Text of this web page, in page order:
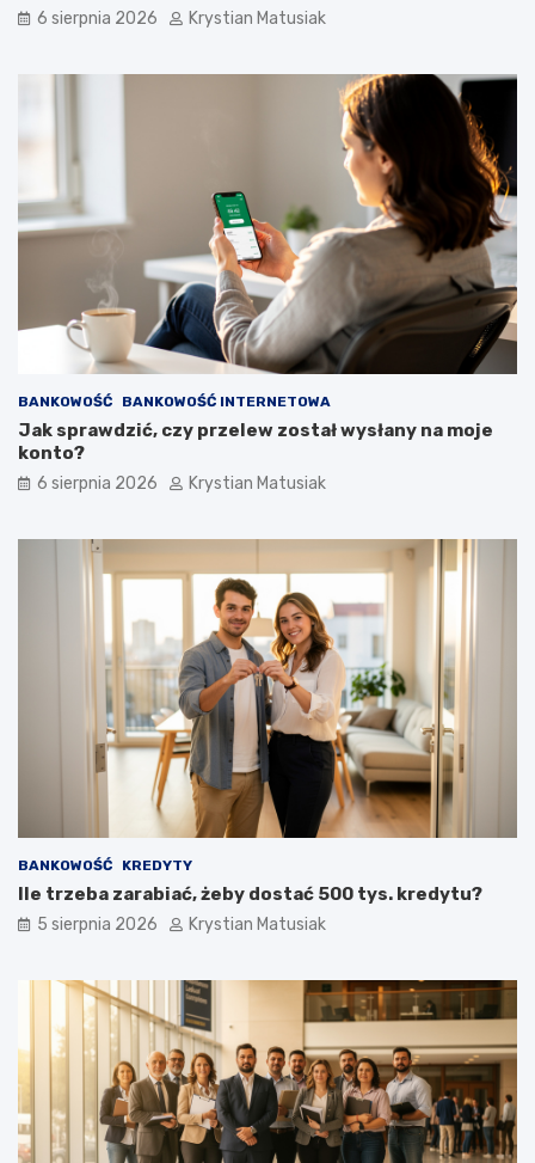
6 sierpnia 2026 Krystian Matusiak
BANKOWOŚĆ BANKOWOŚĆ INTERNETOWA
Jak sprawdzić, czy przelew został wysłany na moje
konto?
6 sierpnia 2026 Krystian Matusiak
BANKOWOŚĆ KREDYTY
Ile trzeba zarabiać, żeby dostać 500 tys. kredytu?
5 sierpnia 2026 Krystian Matusiak